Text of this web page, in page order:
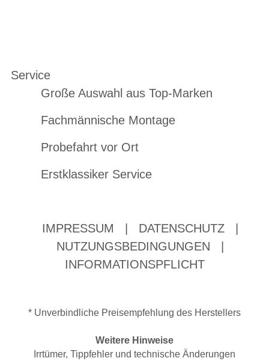
Service
Große Auswahl aus Top-Marken
Fachmännische Montage
Probefahrt vor Ort
Erstklassiker Service
IMPRESSUM DATENSCHUTZ
NUTZUNGSBEDINGUNGEN
INFORMATIONSPFLICHT
* Unverbindliche Preisempfehlung des Herstellers
Weitere Hinweise
Irrtümer, Tippfehler und technische Änderungen